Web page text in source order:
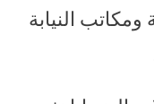
النيابة